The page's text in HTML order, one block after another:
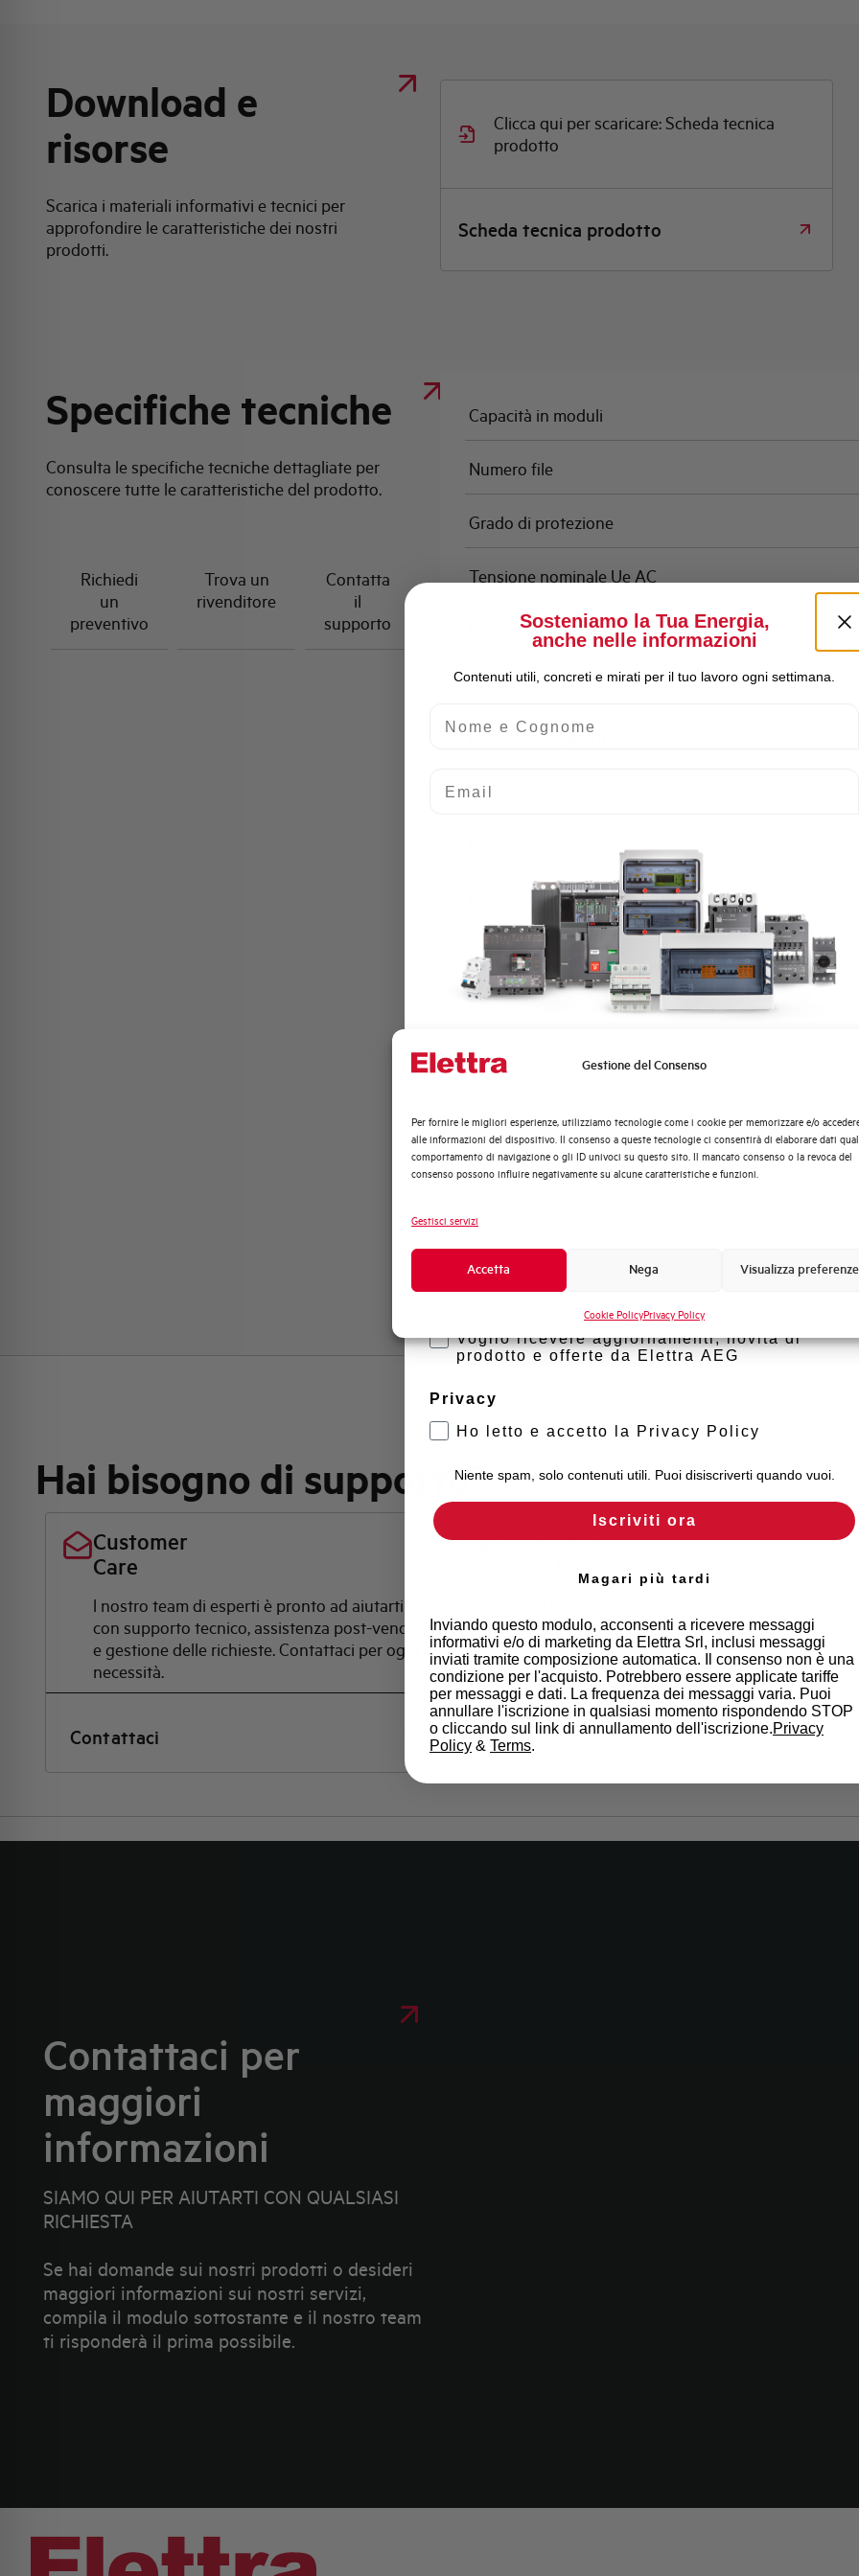
Gestione del Consenso
Per fornire le migliori esperienze, utilizziamo tecnologie come i cookie per memorizzare e/o
alle informazioni del dispositivo. Il consenso a queste tecnologie ci consentirà di elaborare dati
comportamento di navigazione o gli ID univoci su questo sito. Il mancato consenso o la revoca del
consenso possono influire negativamente su alcune caratteristiche e funzioni.
Gestisci servizi
Accetta Nega Visualizza preferenze
Cookie PolicyPrivacy Policy
Download e
risorse
Scarica i materiali informativi e tecnici per
approfondire le caratteristiche dei nostri
prodotti.
Clicca qui per scaricare: Scheda tecnica
prodotto
Scheda tecnica prodotto
Specifiche tecniche
Consulta le specifiche tecniche dettagliate per
conoscere tutte le caratteristiche del prodotto.
Richiedi
un
preventivo
Trova un
rivenditore
Contatta
il
supporto
Capacità in moduli
Numero file
Grado di protezione
Tensione nominale Ue AC
Montaggio
Colore
Resistenza agli urti
Resistenza al calore
Dimensione incasso (mm L x H x P)
Dimensione frontalino (mm L x H x P)
Massima potenza dissipabile (W)
Norma
Larghezza Effettiva
Altezza Effettiva
Profondità Effettiva
Stato
Hai bisogno di supporto?
Customer
Care
l nostro team di esperti è pronto ad aiutarti
con supporto tecnico, assistenza post-vendita
e gestione delle richieste. Contattaci per ogni
necessità.
Contattaci
Scopri dove
acquistare
accedi rapidamente ai nostri prodotti e
soluzioni in pochi semplici passi. Scopri come
possiamo aiutarti.
Mappa
Contattaci per
maggiori
informazioni
SIAMO QUI PER AIUTARTI CON QUALSIASI
RICHIESTA
Se hai domande sui nostri prodotti o desideri
maggiori informazioni sui nostri servizi,
compila il modulo sottostante e il nostro team
ti risponderà il prima possibile.
Sosteniamo la Tua Energia,
anche nelle informazioni
Contenuti utili, concreti e mirati per il tuo lavoro ogni settimana.
Quali argomenti ti interessano di più?
Automazione Industriale
Fotovoltaico
Sistema Quadri
Formazione tecnica
Voglio ricevere aggiornamenti, novità di
prodotto e offerte da Elettra AEG
Privacy
Ho letto e accetto la Privacy Policy
Niente spam, solo contenuti utili. Puoi disiscriverti quando vuoi.
Iscriviti ora
Magari più tardi
Inviando questo modulo, acconsenti a ricevere messaggi
informativi e/o di marketing da Elettra Srl, inclusi messaggi
inviati tramite composizione automatica. Il consenso non è una
condizione per l'acquisto. Potrebbero essere applicate tariffe
per messaggi e dati. La frequenza dei messaggi varia. Puoi
annullare l'iscrizione in qualsiasi momento rispondendo STOP
o cliccando sul link di annullamento dell'iscrizione.Privacy
Policy & Terms.